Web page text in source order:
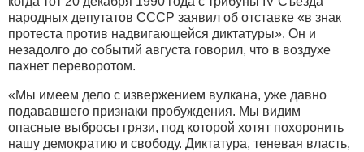
народных депутатов СССР заявил об отставке «в знак
протеста против надвигающейся диктатуры». Он и
незадолго до событий августа говорил, что в воздухе
пахнет переворотом.
«Мы имеем дело с извержением вулкана, уже давно
подававшего признаки пробуждения. Мы видим
опасные выбросы грязи, под которой хотят похоронить
нашу демократию и свободу. Диктатура, теневая власть,